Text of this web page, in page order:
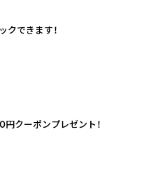
クできます！
クーポンプレゼント！